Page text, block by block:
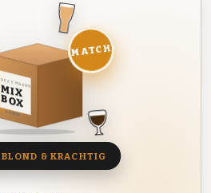
DEZE MAAND
MIX
BOX
8 BIEREN
MATCH
BLOND & KRACHTIG